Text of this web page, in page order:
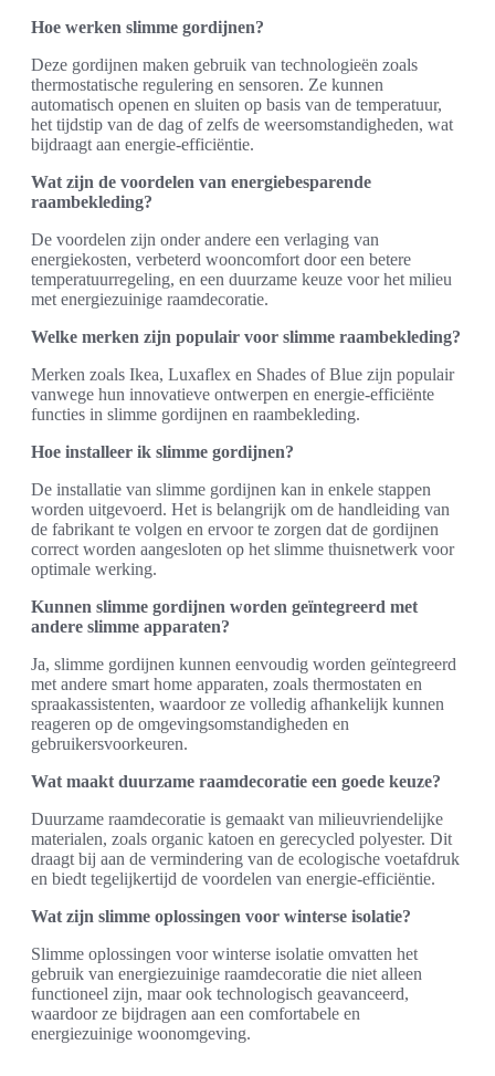
Hoe werken slimme gordijnen?
Deze gordijnen maken gebruik van technologieën zoals
thermostatische regulering en sensoren. Ze kunnen
automatisch openen en sluiten op basis van de temperatuur,
het tijdstip van de dag of zelfs de weersomstandigheden, wat
bijdraagt aan energie-efficiëntie.
Wat zijn de voordelen van energiebesparende
raambekleding?
De voordelen zijn onder andere een verlaging van
energiekosten, verbeterd wooncomfort door een betere
temperatuurregeling, en een duurzame keuze voor het milieu
met energiezuinige raamdecoratie.
Welke merken zijn populair voor slimme raambekleding?
Merken zoals Ikea, Luxaflex en Shades of Blue zijn populair
vanwege hun innovatieve ontwerpen en energie-efficiënte
functies in slimme gordijnen en raambekleding.
Hoe installeer ik slimme gordijnen?
De installatie van slimme gordijnen kan in enkele stappen
worden uitgevoerd. Het is belangrijk om de handleiding van
de fabrikant te volgen en ervoor te zorgen dat de gordijnen
correct worden aangesloten op het slimme thuisnetwerk voor
optimale werking.
Kunnen slimme gordijnen worden geïntegreerd met
andere slimme apparaten?
Ja, slimme gordijnen kunnen eenvoudig worden geïntegreerd
met andere smart home apparaten, zoals thermostaten en
spraakassistenten, waardoor ze volledig afhankelijk kunnen
reageren op de omgevingsomstandigheden en
gebruikersvoorkeuren.
Wat maakt duurzame raamdecoratie een goede keuze?
Duurzame raamdecoratie is gemaakt van milieuvriendelijke
materialen, zoals organic katoen en gerecycled polyester. Dit
draagt bij aan de vermindering van de ecologische voetafdruk
en biedt tegelijkertijd de voordelen van energie-efficiëntie.
Wat zijn slimme oplossingen voor winterse isolatie?
Slimme oplossingen voor winterse isolatie omvatten het
gebruik van energiezuinige raamdecoratie die niet alleen
functioneel zijn, maar ook technologisch geavanceerd,
waardoor ze bijdragen aan een comfortabele en
energiezuinige woonomgeving.